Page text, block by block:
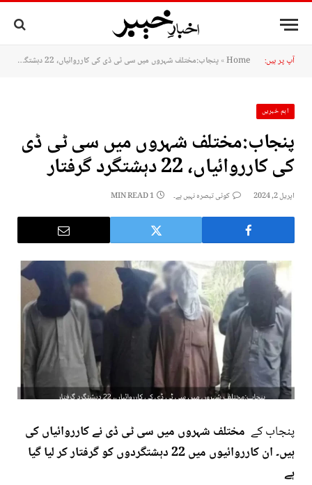
آپ پر ہیں: Home
»پنجاب:مختلف شہروں میں سی ٹی ڈی کی کارروائیاں، 22 دہشتگرد گرفتار
اہم خبریں
پنجاب:مختلف شہروں میں سی ٹی ڈی
کی کارروائیاں، 22 دہشتگرد گرفتار
اپریل 2, 2024 کوئی تبصرہ نہیں ہے۔ 1 MIN READ
پنجاب کے مختلف شہروں میں سی ٹی ڈی نے کارروائیاں کی
ہیں۔ ان کارروائیوں میں 22 دہشتگردوں کو گرفتار کر لیا گیا
ہے